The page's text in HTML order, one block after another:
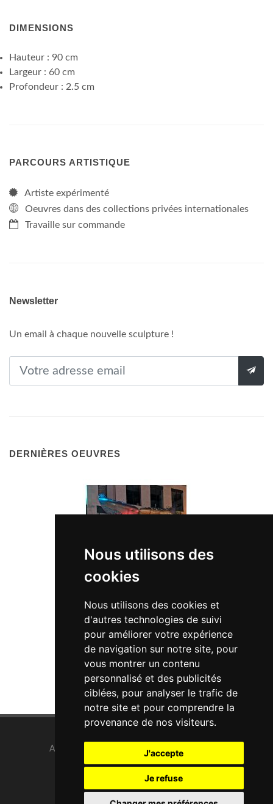
Nous utilisons des
cookies
Nous utilisons des cookies et
d'autres technologies de suivi
pour améliorer votre expérience
de navigation sur notre site, pour
vous montrer un contenu
personnalisé et des publicités
ciblées, pour analyser le trafic de
notre site et pour comprendre la
provenance de nos visiteurs.
J'accepte
Je refuse
DIMENSIONS
Hauteur : 90 cm
Largeur : 60 cm
Profondeur : 2.5 cm
PARCOURS ARTISTIQUE
Artiste expérimenté
Oeuvres dans des collections privées internationales
Travaille sur commande
Newsletter
Un email à chaque nouvelle sculpture !
DERNIÈRES OEUVRES
Queue reste t'il
Acceuil Vidéos